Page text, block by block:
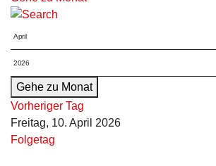
Gehe zu Monat
Vorheriger Tag
Freitag, 10. April 2026
Folgetag